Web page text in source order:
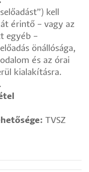
kell
érintő – vagy az
egyéb –
önállósága,
és az órai
kialakításra.
TVSZ